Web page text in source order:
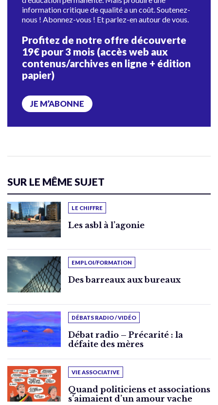
information critique de qualité a un coût. Soutenez-
nous ! Abonnez-vous ! Et parlez-en autour de vous.
Profitez de notre offre découverte
19€ pour 3 mois (accès web aux
contenus/archives en ligne + édition
papier)
JE M’ABONNE
SUR LE MÊME SUJET
LE CHIFFRE
Les asbl à l’agonie
EMPLOI/FORMATION
Des barreaux aux bureaux
DÉBATS RADIO / VIDÉO
Débat radio – Précarité : la
défaite des mères
VIE ASSOCIATIVE
Quand politiciens et associations
s’aimaient d’un amour vache